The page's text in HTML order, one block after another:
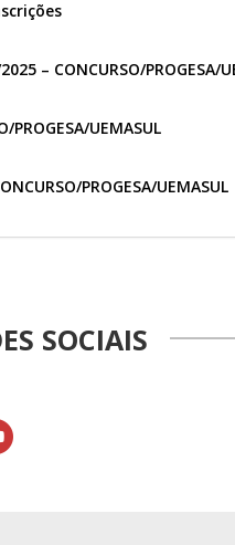
– CONCURSO/PROGESA/
UEMASUL
PROGESA/UEMASUL
SOCIAIS